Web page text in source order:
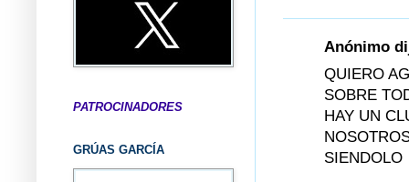
Anónimo
QUIERO
SOBRE
HAY UN
SIENDOLO
PATROCINADORES
GRÚAS GARCÍA